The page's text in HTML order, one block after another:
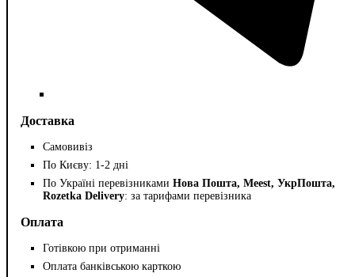
Доставка
Самовивіз
По Києву: 1-2 дні
По Україні перевізниками Нова Пошта, Meest, УкрПошта,
Rozetka Delivery: за тарифами перевізника
Оплата
Готівкою при отриманні
Оплата банківською карткою